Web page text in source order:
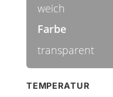
weich
Farbe
transparent
TEMPERATUR